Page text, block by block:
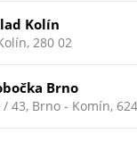
Kolín
280 02
Brno
43, Brno - Komín,